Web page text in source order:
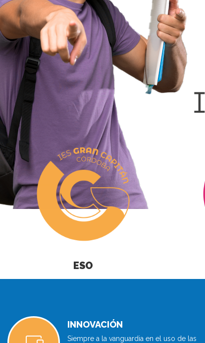
ESO
INNOVACIÓN
Siempre a la vanguardia en el uso de las